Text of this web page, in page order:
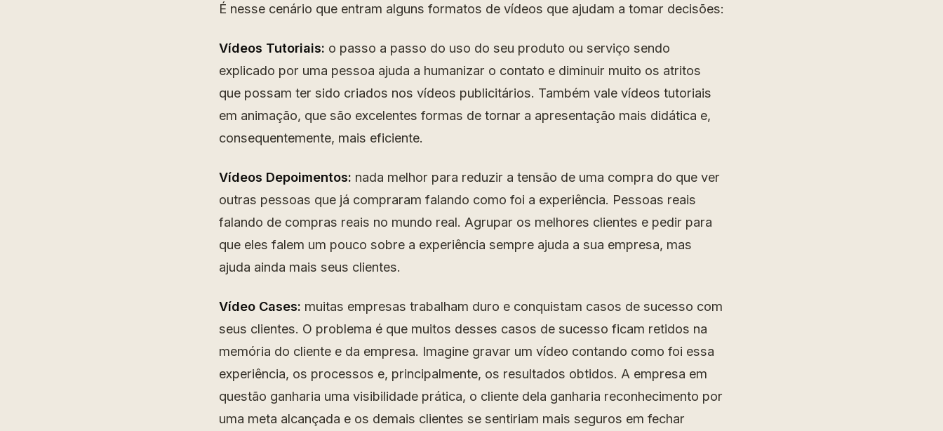
É nesse cenário que entram alguns formatos de vídeos que ajudam a tomar decisões:
Vídeos Tutoriais: o passo a passo do uso do seu produto ou serviço sendo
explicado por uma pessoa ajuda a humanizar o contato e diminuir muito os atritos
que possam ter sido criados nos vídeos publicitários. Também vale vídeos tutoriais
em animação, que são excelentes formas de tornar a apresentação mais didática e,
consequentemente, mais eficiente.
Vídeos Depoimentos: nada melhor para reduzir a tensão de uma compra do que ver
outras pessoas que já compraram falando como foi a experiência. Pessoas reais
falando de compras reais no mundo real. Agrupar os melhores clientes e pedir para
que eles falem um pouco sobre a experiência sempre ajuda a sua empresa, mas
ajuda ainda mais seus clientes.
Vídeo Cases: muitas empresas trabalham duro e conquistam casos de sucesso com
seus clientes. O problema é que muitos desses casos de sucesso ficam retidos na
memória do cliente e da empresa. Imagine gravar um vídeo contando como foi essa
experiência, os processos e, principalmente, os resultados obtidos. A empresa em
questão ganharia uma visibilidade prática, o cliente dela ganharia reconhecimento por
uma meta alcançada e os demais clientes se sentiriam mais seguros em fechar